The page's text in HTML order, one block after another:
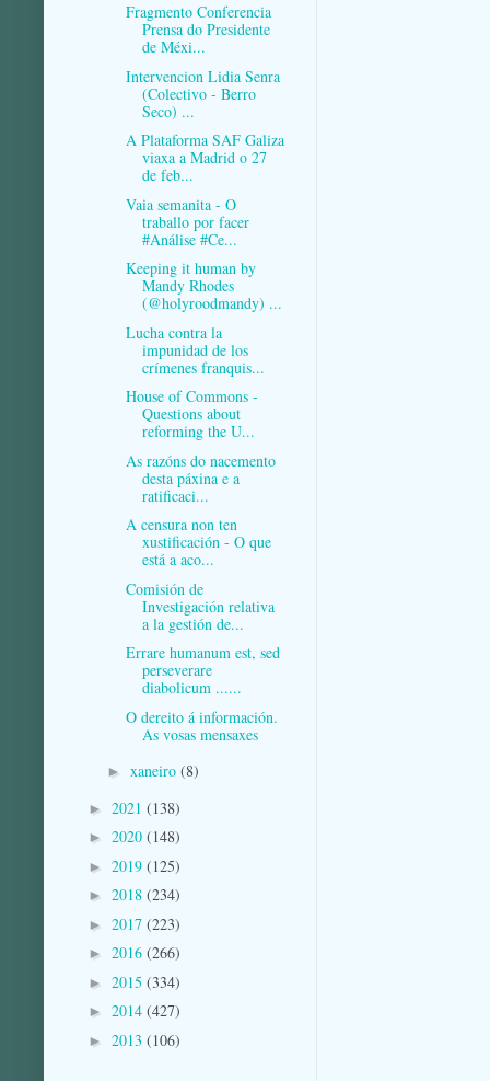
Fragmento Conferencia
Prensa do Presidente
de Méxi...
Intervencion Lidia Senra
(Colectivo - Berro
Seco) ...
A Plataforma SAF Galiza
viaxa a Madrid o 27
de feb...
Vaia semanita - O
traballo por facer
#Análise #Ce...
Keeping it human by
Mandy Rhodes
(@holyroodmandy) ...
Lucha contra la
impunidad de los
crímenes franquis...
House of Commons -
Questions about
reforming the U...
As razóns do nacemento
desta páxina e a
ratificaci...
A censura non ten
xustificación - O que
está a aco...
Comisión de
Investigación relativa
a la gestión de...
Errare humanum est, sed
perseverare
diabolicum ......
O dereito á información.
As vosas mensaxes
► xaneiro (8)
► 2021 (138)
► 2020 (148)
► 2019 (125)
► 2018 (234)
► 2017 (223)
► 2016 (266)
► 2015 (334)
► 2014 (427)
► 2013 (106)